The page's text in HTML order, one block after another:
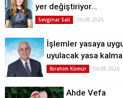
yer değiştiriyor…
Sevginar Sali 06.08.2026
İşlemler yasaya
uyulacak yasa
İbrahim Kömür 06.08.2026
Ahde Vefa